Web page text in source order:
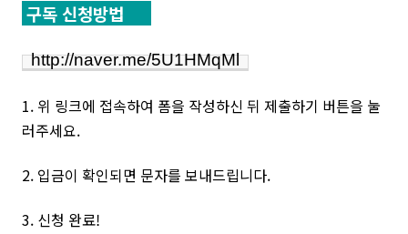
구독 신청방법
http://naver.me/5U1HMqMl
1. 위 링크에 접속하여 폼을 작성하신 뒤 제출하기 버튼을 눌
러주세요.
2. 입금이 확인되면 문자를 보내드립니다.
3. 신청 완료!